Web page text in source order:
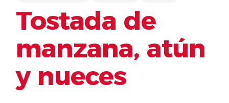
Tostada de
manzana, atún
y nueces